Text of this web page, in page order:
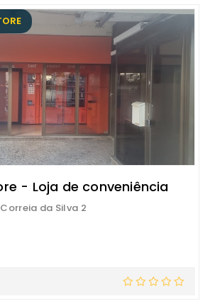
- Loja de conveniência
da Silva 2